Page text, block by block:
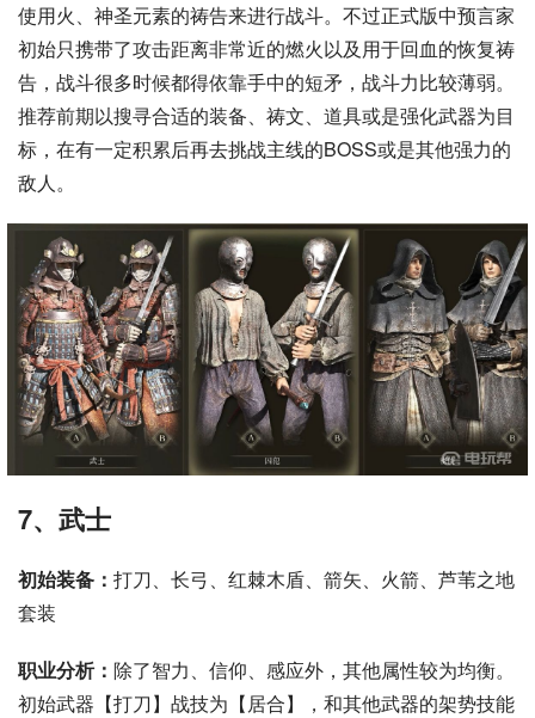
使用火、神圣元素的祷告来进行战斗。不过正式版中预言家
初始只携带了攻击距离非常近的燃火以及用于回血的恢复祷
告，战斗很多时候都得依靠手中的短矛，战斗力比较薄弱。
推荐前期以搜寻合适的装备、祷文、道具或是强化武器为目
标，在有一定积累后再去挑战主线的BOSS或是其他强力的
敌人。
7、武士
初始装备： 打刀、长弓、红棘木盾、箭矢、火箭、芦苇之地
套装
职业分析： 除了智力、信仰、感应外，其他属性较为均衡。
初始武器【打刀】战技为【居合】，和其他武器的架势技能